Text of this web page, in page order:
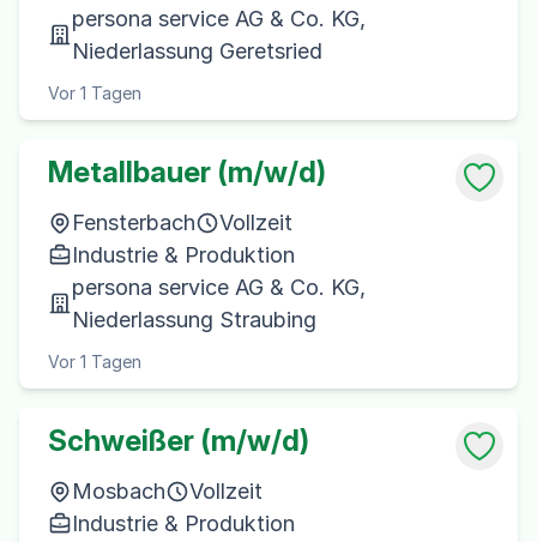
persona service AG & Co. KG,
Niederlassung Geretsried
Vor 1 Tagen
Metallbauer (m/w/d)
Fensterbach
Vollzeit
Industrie & Produktion
persona service AG & Co. KG,
Niederlassung Straubing
Vor 1 Tagen
Schweißer (m/w/d)
Mosbach
Vollzeit
Industrie & Produktion